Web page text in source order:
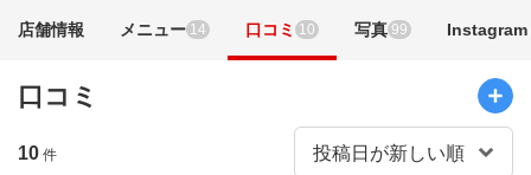
店舗情報 メニュー 14 口コミ 10 写真 99 Instagram
口コミ
10 件